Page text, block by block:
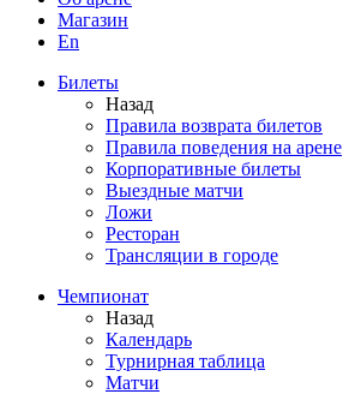
Магазин
En
Билеты
Назад
Правила возврата билетов
Правила поведения на арене
Корпоративные билеты
Выездные матчи
Ложи
Ресторан
Трансляции в городе
Чемпионат
Назад
Календарь
Турнирная таблица
Матчи